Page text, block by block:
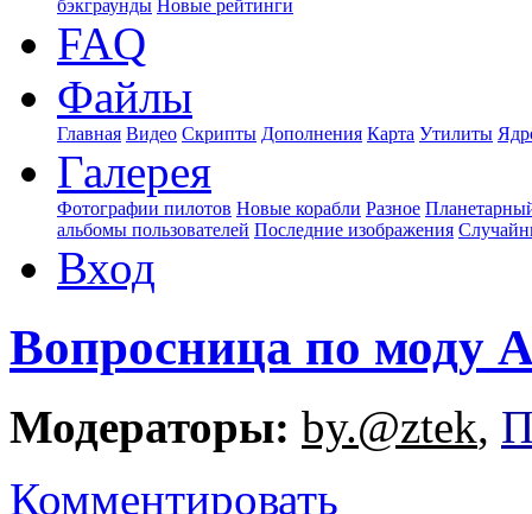
бэкграунды Новые рейтинги
FAQ
Файлы
Главная Видео Скрипты Дополнения Карта Утилиты
Галерея
Фотографии пилотов Новые корабли Разное
альбомы пользователей Последние изображения
Вход
Вопросница по моду
Модераторы: by.@ztek,
Комментировать